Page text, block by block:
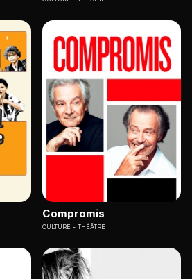
Compromis
CULTURE THÉÂTRE